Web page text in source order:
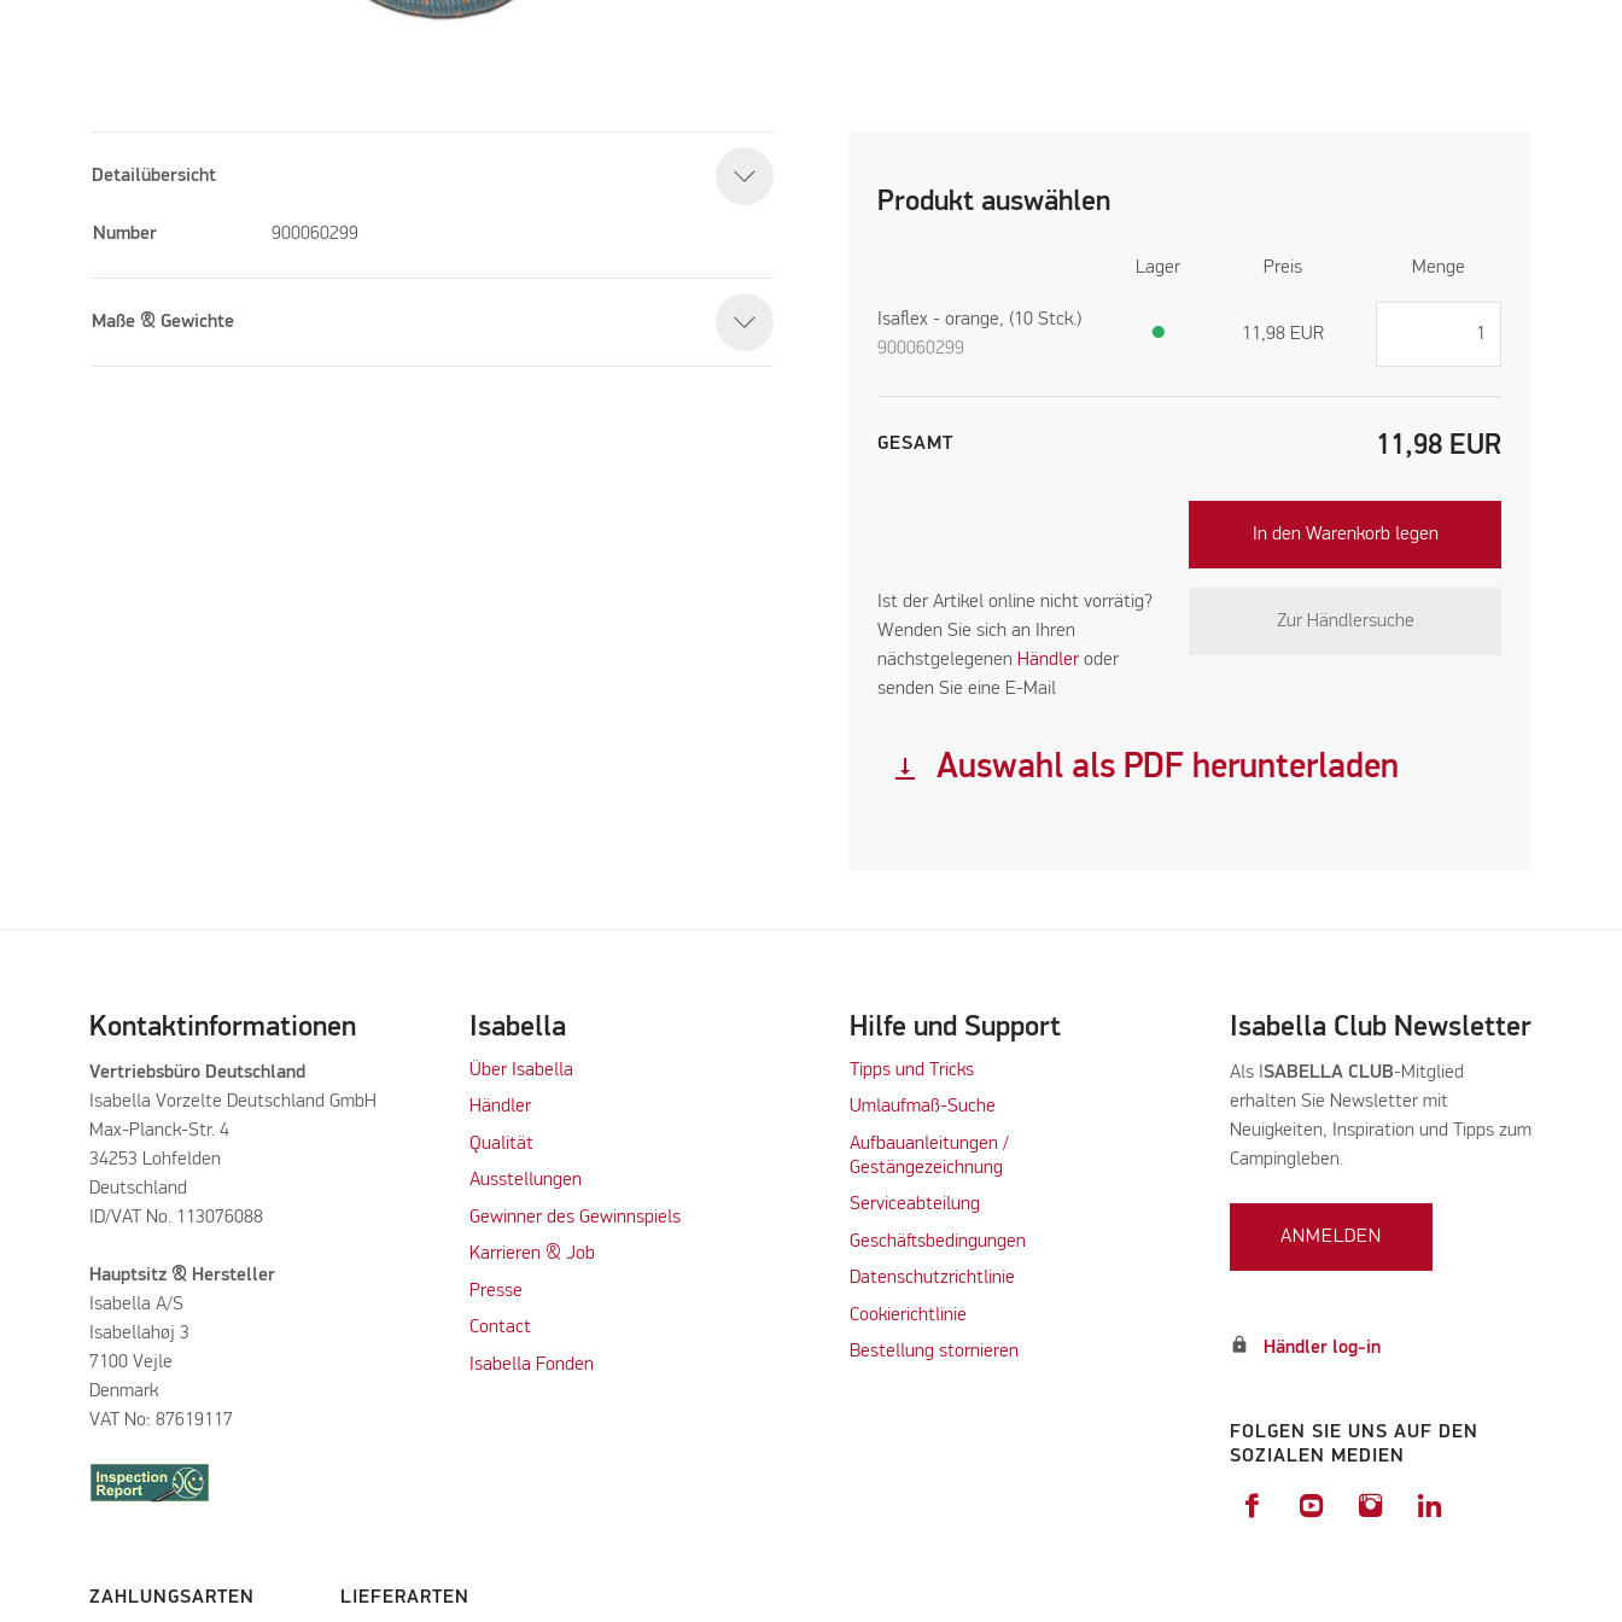
Produkt auswählen
Lager Preis Menge
Isaflex - orange, (10 Stck.)
900060299
● 11,98 EUR
GESAMT 11,98 EUR
In den Warenkorb legen
Ist der Artikel online nicht vorrätig?
Wenden Sie sich an Ihren
nächstgelegenen Händler oder
senden Sie eine E-Mail
Zur Händlersuche
vertical_align_bottom Auswahl als PDF herunterladen
Detailübersicht
Number 900060299
Maße & Gewichte
Kontaktinformationen
Vertriebsbüro Deutschland
Isabella Vorzelte Deutschland GmbH
Max-Planck-Str. 4
34253 Lohfelden
Deutschland
ID/VAT No. 113076088
Hauptsitz & Hersteller
Isabella A/S
Isabellahøj 3
7100 Vejle
Denmark
VAT No: 87619117
Isabella
Über Isabella
Händler
Qualität
Ausstellungen
Gewinner des Gewinnspiels
Karrieren & Job
Presse
Contact
Isabella Fonden
Hilfe und Support
Tipps und Tricks
Umlaufmaß-Suche
Aufbauanleitungen /
Gestängezeichnung
Serviceabteilung
Geschäftsbedingungen
Datenschutzrichtlinie
Cookierichtlinie
Bestellung stornieren
Isabella Club Newsletter
Als I SABELLA CLUB-Mitglied
erhalten Sie Newsletter mit
Neuigkeiten, Inspiration und Tipps zum
Campingleben.
ANMELDEN
lock Händler log-in
FOLGEN SIE UNS AUF DEN
SOZIALEN MEDIEN
ZAHLUNGSARTEN LIEFERARTEN